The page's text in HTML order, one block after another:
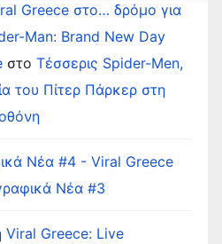
Greece στο… δρόμο για
Man: Brand New Day
στο Τέσσερις Spider-Men,
του Πίτερ Πάρκερ στη
Νέα #4 - Viral Greece
Νέα #3
Viral Greece: Live